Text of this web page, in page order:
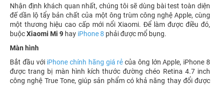
Nhận định khách quan nhất, chúng tôi sẽ dùng bài test toàn diện
đế dần lộ tẩy bản chất của một ông trùm công nghệ Apple, cùng
một thương hiệu cao cấp mới nổi Xiaomi. Để làm được điều đó,
buộcXiaomi Mi 9 hay iPhone 8 phải được mổ bụng.
Màn hình
Bắt đầu với iPhone chính hãng giá rẻ của ông lớn Apple, iPhone 8
được trang bị màn hình kích thước đường chéo Retina 4.7 inch
công nghệ True Tone, giúp sản phẩm có khả năng thay đổi được